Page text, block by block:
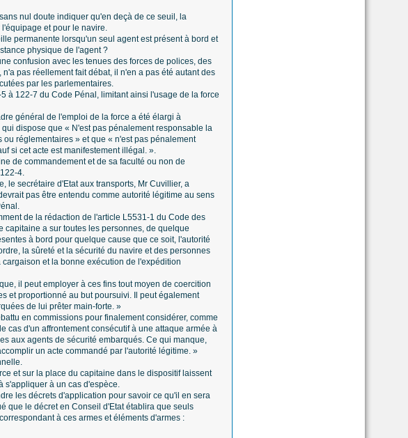
nul doute indiquer qu'en deçà de ce seuil, la
et pour le navire.
permanente lorsqu'un seul agent est présent à bord et
physique de l'agent ?
confusion avec les tenues des forces de polices, des
pas réellement fait débat, il n'en a pas été autant des
par les parlementaires.
à 122-7 du Code Pénal, limitant ainsi l'usage de la force
général de l'emploi de la force a été élargi à
dispose que « N'est pas pénalement responsable la
réglementaires » et que « n'est pas pénalement
si cet acte est manifestement illégal. ».
de commandement et de sa faculté ou non de
4.
le secrétaire d'Etat aux transports, Mr Cuvillier, a
pas être entendu comme autorité légitime au sens
de la rédaction de l'article L5531-1 du Code des
capitaine a sur toutes les personnes, de quelque
à bord pour quelque cause que ce soit, l'autorité
la sûreté et la sécurité du navire et des personnes
et la bonne exécution de l'expédition
il peut employer à ces fins tout moyen de coercition
et proportionné au but poursuivi. Il peut également
de lui prêter main-forte. »
en commissions pour finalement considérer, comme
cas d'un affrontement consécutif à une attaque armée à
aux agents de sécurité embarqués. Ce qui manque,
un acte commandé par l'autorité légitime. »
et sur la place du capitaine dans le dispositif laissent
s'appliquer à un cas d'espèce.
les décrets d'application pour savoir ce qu'il en sera
que le décret en Conseil d'Etat établira que seuls
à ces armes et éléments d'armes :